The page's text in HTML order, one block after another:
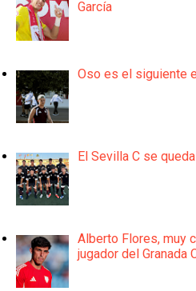
García
Oso es el siguiente
El Sevilla C se
Alberto Flores, muy
jugador del Granada